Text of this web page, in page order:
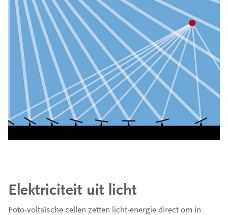
Elektriciteit uit licht
Foto-voltaïsche cellen zetten licht-energie direct om in